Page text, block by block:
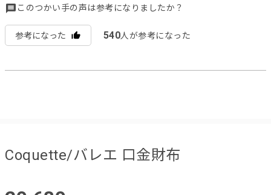
このつかい手の声は参考になりましたか？
参考になった 540人が参考になった
Coquette/バレエ 口金財布